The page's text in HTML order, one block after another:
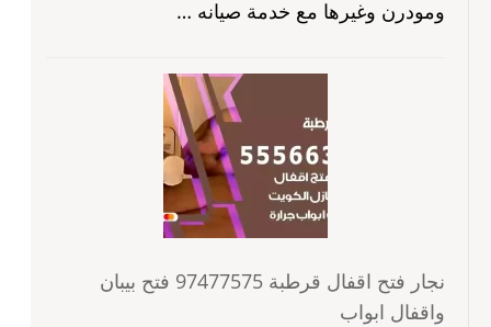
ومودرن وغيرها مع خدمة صيانه …
نجار فتح اقفال قرطبة 97477575 فتح بيبان
واقفال ابواب